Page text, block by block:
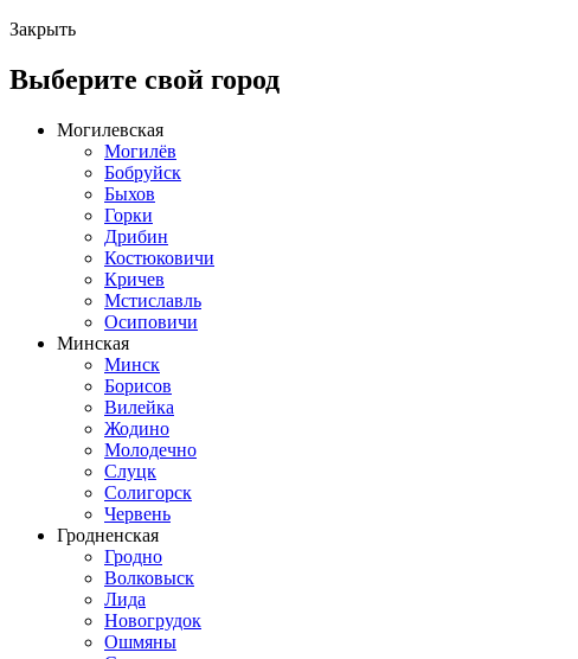
Закрыть
Выберите свой город
Могилевская
Могилёв
Бобруйск
Быхов
Горки
Дрибин
Костюковичи
Кричев
Мстиславль
Осиповичи
Минская
Минск
Борисов
Вилейка
Жодино
Молодечно
Слуцк
Солигорск
Червень
Гродненская
Гродно
Волковыск
Лида
Новогрудок
Ошмяны